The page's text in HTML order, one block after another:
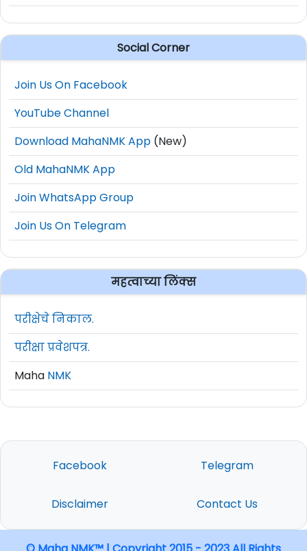
Social Corner
Join Us On Facebook
YouTube Channel
Download MahaNMK App (New)
Old MahaNMK App
Join WhatsApp Group
Join Us On Telegram
महत्वाच्या लिंक्स
परीक्षेचे निकाल.
परीक्षा प्रवेशपत्र.
Maha NMK
Facebook Telegram
Disclaimer Contact Us